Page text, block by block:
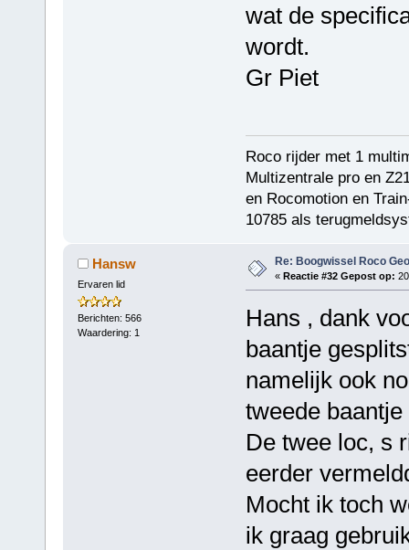
wat de
wordt.
Gr Piet
Roco rijder met 1
Multizentrale pro en
en Rocomotion en
10785 als
Hansw
Ervaren lid
Berichten: 566
Waardering: 1
Re: Boogwissel Roco
« Reactie #32 Gepost op:
Hans , dank
baantje
namelijk ook
tweede baantje
De twee loc, s
eerder
Mocht ik toch
ik graag